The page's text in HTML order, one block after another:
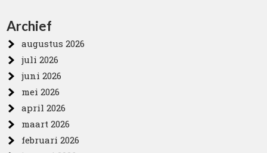
Archief
augustus 2026
juli 2026
juni 2026
mei 2026
april 2026
maart 2026
februari 2026